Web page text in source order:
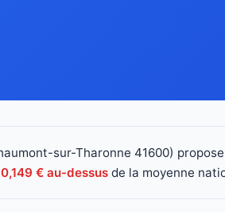
sur-Tharonne 41600)
€ au-dessus de la moyenne